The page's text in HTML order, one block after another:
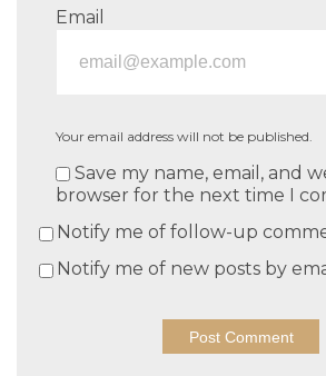
Email
Your email address will not be published.
Save my name, email, and
browser for the next time I
Notify me of follow-up
Notify me of new posts by